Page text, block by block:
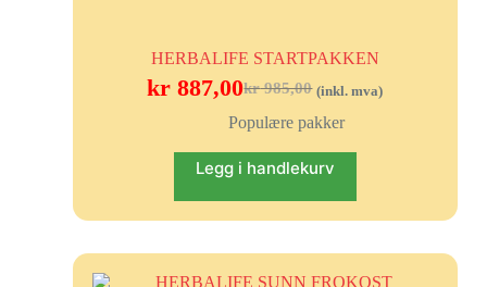
HERBALIFE STARTPAKKEN
kr985,00
kr 887,00 (inkl. mva)
Populære pakker
Legg i handlekurv